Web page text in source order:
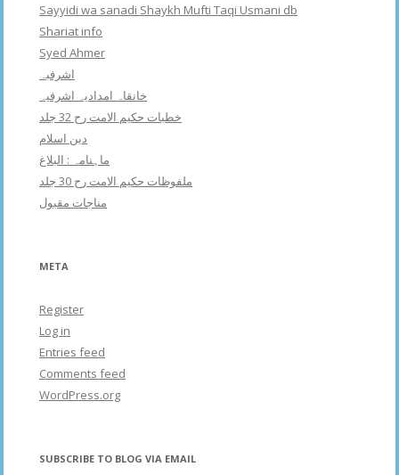
Sayyidi wa sanadi Shaykh Mufti Taqi Usmani db
Shariat info
Syed Ahmer
اشرفبہ
خانقاہ امدادیہ اشرفیہ
خطبات حکیم الامت رح 32 جلد
دین اسلام
ماہنامہ : البلاغ
ملفوظات حکیم الامت رح 30 جلد
مناجات مقبول
META
Register
Log in
Entries feed
Comments feed
WordPress.org
SUBSCRIBE TO BLOG VIA EMAIL